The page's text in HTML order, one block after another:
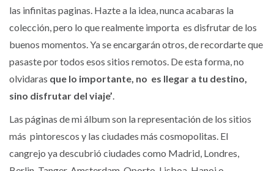
las infinitas paginas. Hazte a la idea, nunca acabaras la
colección, pero lo que realmente importa es disfrutar de los
buenos momentos. Ya se encargarán otros, de recordarte que
pasaste por todos esos sitios remotos. De esta forma, no
olvidaras que lo importante, no es llegar a tu destino,
sino disfrutar del viaje’.
Las páginas de mi álbum son la representación de los sitios
más pintorescos y las ciudades más cosmopolitas. El
cangrejo ya descubrió ciudades como Madrid, Londres,